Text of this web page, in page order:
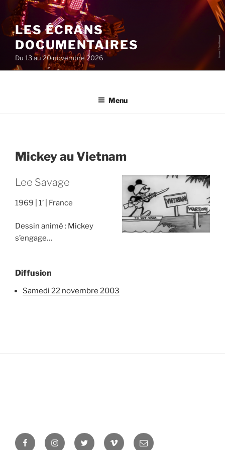
au
contenu
principal
LES ÉCRANS
DOCUMENTAIRES
Du 13 au 20 novembre 2026
Menu
Mickey au Vietnam
Lee Savage
1969 1’ France
Dessin animé : Mickey
s’engage…
Diffusion
samedi 22 novembre 2003
FacebookInstagramTwitter Vimeo Newsletter